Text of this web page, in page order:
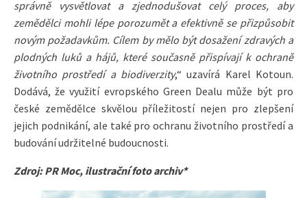
správně vysvětlovat a zjednodušovat celý proces, aby
zemědělci mohli lépe porozumět a efektivně se přizpůsobit
novým požadavkům. Cílem by mělo být dosažení zdravých a
plodných luků a hájů, které současně přispívají k ochraně
životního prostředí a biodiverzity,“ uzavírá Karel Kotoun.
Dodává, že využití evropského Green Dealu může být pro
české zemědělce skvělou příležitostí nejen pro zlepšení
jejich podnikání, ale také pro ochranu životního prostředí a
budování udržitelné budoucnosti.
Zdroj: PR Moc, ilustrační foto archiv*